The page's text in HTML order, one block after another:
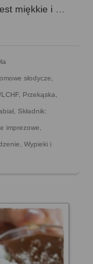
miękkie i …
słodycze
, Przekąska
Składnik:
imprezowe
Wypieki i